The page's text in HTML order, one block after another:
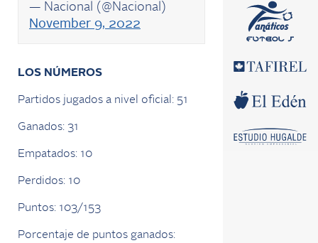
— Nacional (@Nacional)
November 9, 2022
LOS NÚMEROS
Partidos jugados a nivel oficial: 51
Ganados: 31
Empatados: 10
Perdidos: 10
Puntos: 103/153
Porcentaje de puntos ganados: